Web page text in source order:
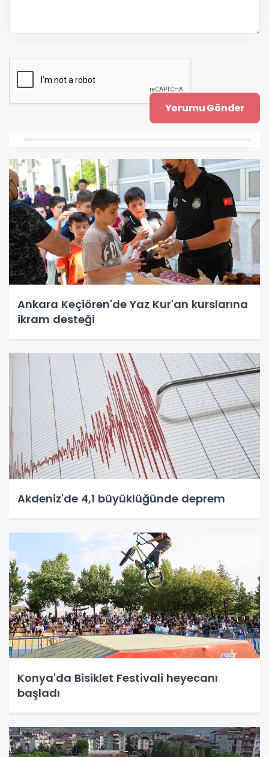
Ankara Keçiören'de Yaz Kur'an kurslarına
ikram desteği
Akdeniz'de 4,1 büyüklüğünde deprem
Konya'da Bisiklet Festivali heyecanı
başladı